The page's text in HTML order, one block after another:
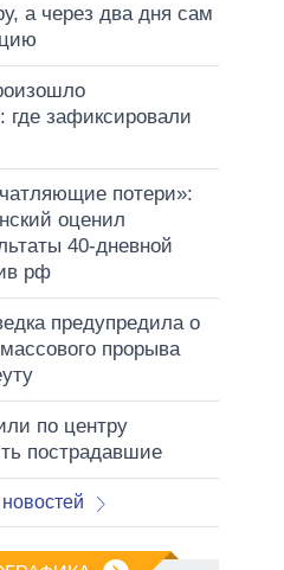
а через два дня сам
где зафиксировали
потери»:
оценил
40-дневной
рф
предупредила о
прорыва
по центру
пострадавшие